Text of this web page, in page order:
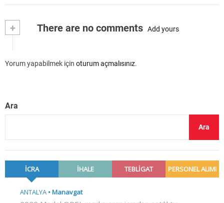
+ There are no comments Add yours
Yorum yapabilmek için oturum açmalısınız.
Ara
Ara